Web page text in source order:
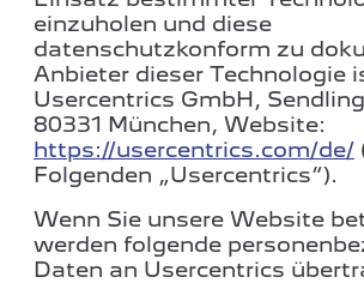
einzuholen und diese
datenschutzkonform zu
Anbieter dieser Technologie
Usercentrics GmbH,
80331 München, Website:
https://usercentrics.com/de/
Folgenden „Usercentrics“).
Wenn Sie unsere Website
werden folgende
Daten an Usercentrics